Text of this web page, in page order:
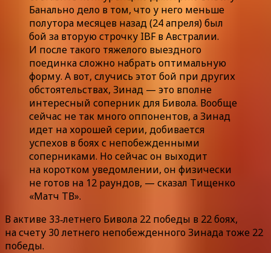
Банально дело в том, что у него меньше
полутора месяцев назад (24 апреля) был
бой за вторую строчку IBF в Австралии.
И после такого тяжелого выездного
поединка сложно набрать оптимальную
форму. А вот, случись этот бой при других
обстоятельствах, Зинад — это вполне
интересный соперник для Бивола. Вообще
сейчас не так много оппонентов, а Зинад
идет на хорошей серии, добивается
успехов в боях с непобежденными
соперниками. Но сейчас он выходит
на коротком уведомлении, он физически
не готов на 12 раундов, — сказал Тищенко
«Матч ТВ».
В активе 33‑летнего Бивола 22 победы в 22 боях,
на счету 30 летнего непобежденного Зинада тоже 22
победы.